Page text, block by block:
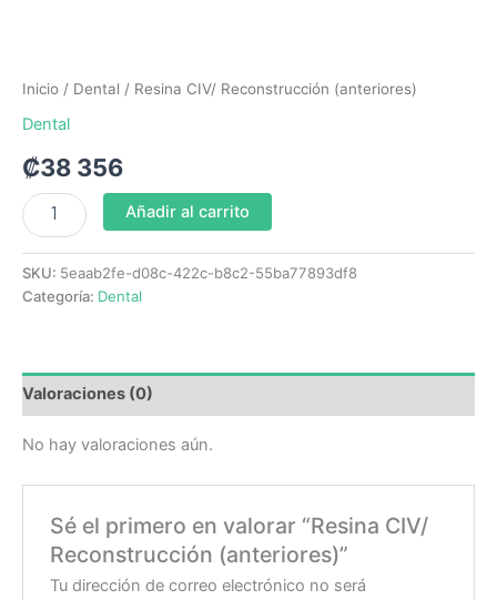
Inicio / Dental / Resina CIV/ Reconstrucción (anteriores)
Dental
₡38 356
Añadir al carrito
SKU: 5eaab2fe-d08c-422c-b8c2-55ba77893df8
Categoría: Dental
Valoraciones (0)
No hay valoraciones aún.
Sé el primero en valorar “Resina CIV/
Reconstrucción (anteriores)”
Tu dirección de correo electrónico no será